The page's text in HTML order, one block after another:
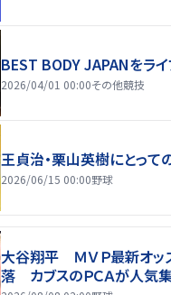
BEST BODY JAPANをライ
2026/04/01 00:00その他競技
王貞治・栗山英樹にとって
2026/06/15 00:00野球
大谷翔平 ＭＶＰ最新オッ
落 カブスのＰＣＡが人気